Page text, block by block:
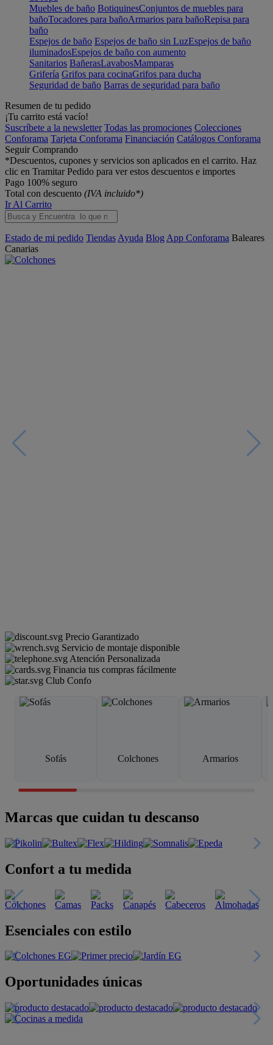
Muebles de baño BotiquinesConjuntos de muebles para
bañoTocadores para bañoArmarios para bañoRepisa para
baño
Espejos de baño Espejos de baño sin LuzEspejos de baño
iluminadosEspejos de baño con aumento
Sanitarios BañerasLavabosMamparas
Grifería Grifos para cocinaGrifos para ducha
Seguridad de baño Barras de seguridad para baño
Resumen de tu pedido
¡Tu carrito está vacío!
Suscríbete a la newsletter Todas las promociones Colecciones
Conforama Tarjeta Conforama Financiación Catálogos Conforama
Seguir Comprando
*Descuentos, cupones y servicios son aplicados en el carrito. Haz
clic en Tramitar Pedido para ver estos descuentos e importes
Pago 100% seguro
Total con descuento (IVA incluido*)
Ir Al Carrito
Estado de mi pedido Tiendas Ayuda Blog App Conforama Baleares
Canarias
Precio Garantizado
Servicio de montaje disponible
Atención Personalizada
Financia tus compras fácilmente
Club Confo
Sofás Colchones Armarios
Marcas que cuidan tu descanso
Confort a tu medida
Esenciales con estilo
Oportunidades únicas